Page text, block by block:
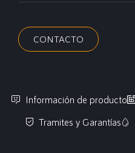
CONTACTO
Información de producto
Tramites y Garantías